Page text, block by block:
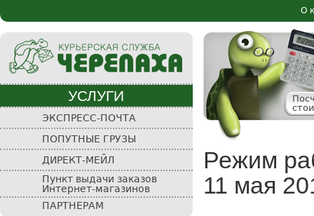
О
Курьерская
служба
"Черепаха"
УСЛУГИ
ЭКСПРЕСС-ПОЧТА
ПОПУТНЫЕ ГРУЗЫ
ДИРЕКТ-МЕЙЛ
Пункт выдачи заказов
Интернет-магазинов
ПАРТНЕРАМ
Режим
11 мая